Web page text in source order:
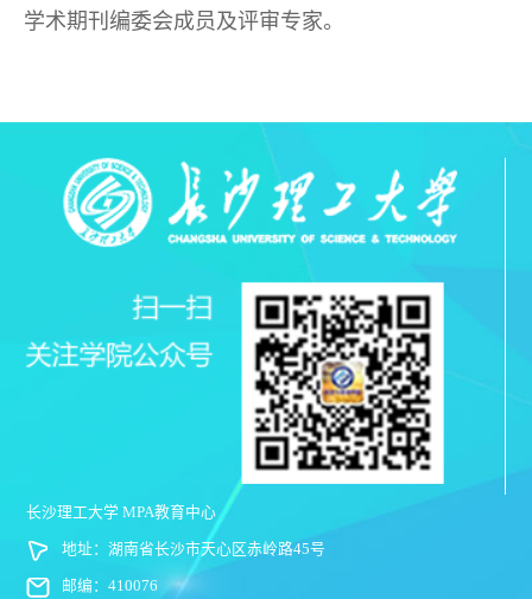
学术期刊编委会成员及评审专家。
长沙理工大学 MPA教育中心
地址：湖南省长沙市天心区赤岭路45号
邮编：410076